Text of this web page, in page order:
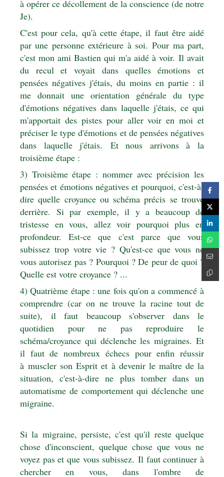
à opérer ce décollement de la conscience (de notre
Je).
C'est pour cela, qu'à cette étape, il faut être aidé
par une personne extérieure à soi. Pour ma part,
c'est mon ami Bastien qui m'a aidé à voir. Il avait
du recul et voyait dans quelles émotions et
pensées négatives j'étais, du moins en partie : il
me donnait une orientation générale du type
d'émotions négatives dans laquelle j'étais, ce qui
m'apportait des pistes pour aller voir en moi et
préciser le type d'émotions et de pensées négatives
dans laquelle j'étais. Et nous arrivons à la
troisième étape :
3) Troisième étape : nommer avec précision les
pensées et émotions négatives et pourquoi, c'est-à-
dire quelle croyance ou schéma précis se trouve
derrière. Si par exemple, il y a beaucoup de
tristesse en vous, allez voir pourquoi plus en
profondeur. Est-ce que c'est parce que vous
subissez trop votre vie ? Qu'est-ce que vous ne
vous autorisez pas ? Pourquoi ? De peur de quoi ?
Quelle est votre croyance ? ...
4) Quatrième étape : une fois qu'on a commencé à
comprendre (car on ne trouve la racine tout de
suite), il faut beaucoup s'observer dans le
quotidien pour ne pas reproduire le
schéma/croyance qui déclenche les migraines. Et
il faut de nombreux échecs pour enfin réussir
à muscler son Esprit et à devenir le maître de la
situation, c'est-à-dire ne plus tomber dans un
automatisme de comportement qui déclenche une
migraine.
Si la migraine, persiste, c'est qu'il reste quelque
chose d'inconscient, quelque chose que vous ne
voyez pas et que vous subissez. Il faut continuer à
chercher en vous, dans l'ombre de